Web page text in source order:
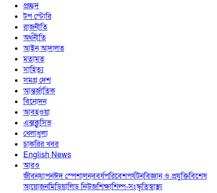
প্রচ্ছদ
টপ স্টোরি
রাজনীতি
অর্থনীতি
আইন আদালত
মতামত
সাহিত্য
সমগ্র দেশ
আন্তর্জাতিক
বিনোদন
আবহওয়া
এক্সক্লুসিভ
খেলাধুলা
চাকরির খবর
English News
আরও
জীবনযাপনঈদ স্পেশালনববর্ষপরিবেশপর্যটনবিজ্ঞান ও প্রযুক্তিবিশেষ
আয়োজনমিডিয়ালিড নিউজশিক্ষাশিল্প-সংস্কৃতিস্বাস্থ্য